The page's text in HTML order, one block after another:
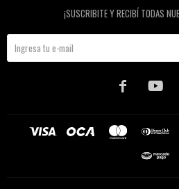
¡SUSCRIBITE Y RECIBÍ TODAS
 